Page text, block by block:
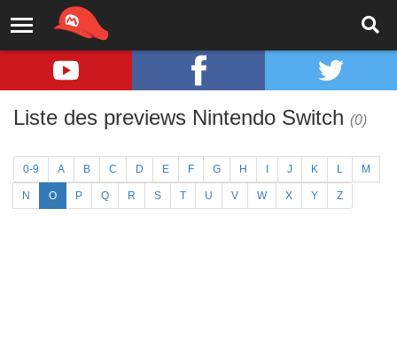
Liste des previews Nintendo Switch (0)
0-9 A B C D E F G H J K L M
N O P Q R S T U V W X Y Z